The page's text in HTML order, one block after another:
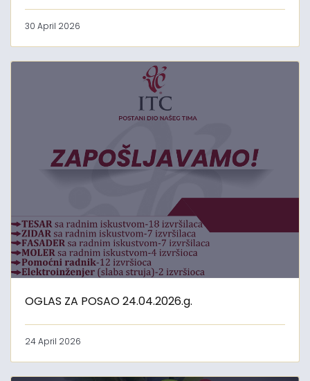
30 April 2026
OGLAS ZA POSAO 24.04.2026.g.
24 April 2026